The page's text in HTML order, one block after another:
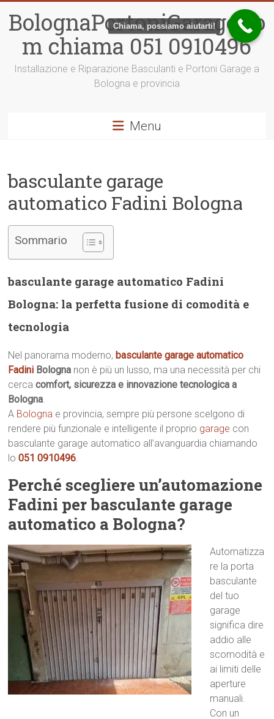
contenuto
BolognaPortoniGarage.co
m chiama 051 0910496
Installazione e Riparazione Basculanti e Portoni Garage a
Bologna e provincia
Menu
basculante garage
automatico Fadini Bologna
Sommario
basculante garage automatico Fadini
Bologna: la perfetta fusione di comodità e
tecnologia
Nel panorama moderno,basculante garage automatico
Fadini Bologna non è più un lusso, ma una necessità per chi
cercacomfort, sicurezza e innovazione tecnologica a
Bologna.
A Bologna e provincia, sempre più persone scelgono di
rendere più funzionale e intelligente il proprio garage con
basculante garage automatico all’avanguardia chiamando
lo051 0910496.
Perché scegliere un’automazione
Fadini per basculante garage
automatico a Bologna?
Automatizza
re la porta
basculante
del tuo
garage
significa dire
addio alle
scomodità e
ai limiti delle
aperture
manuali.
Con un
Chiama, possiamo aiutarti!